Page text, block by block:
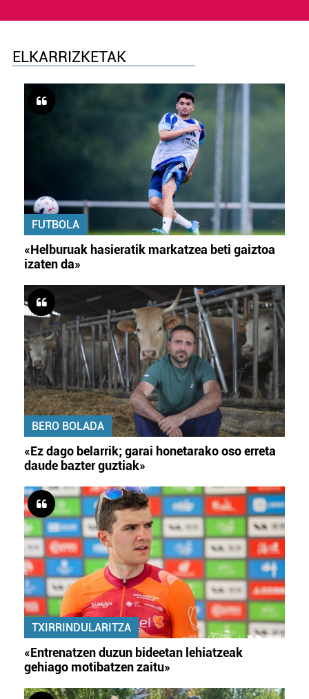
ELKARRIZKETAK
FUTBOLA
«Helburuak hasieratik markatzea beti gaiztoa
izaten da»
BERO BOLADA
«Ez dago belarrik; garai honetarako oso erreta
daude bazter guztiak»
TXIRRINDULARITZA
«Entrenatzen duzun bideetan lehiatzeak
gehiago motibatzen zaitu»